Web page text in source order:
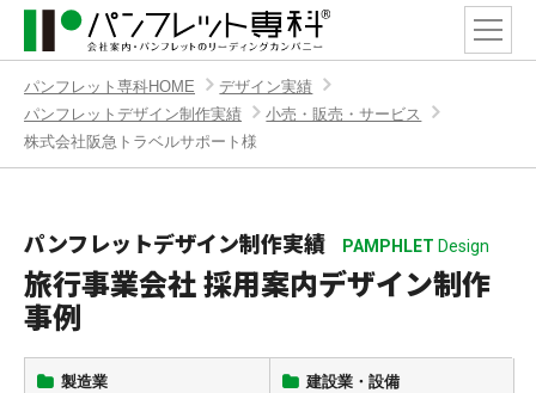
パンフレット専科HOME
デザイン実績
パンフレットデザイン制作実績
小売・販売・サービス
株式会社阪急トラベルサポート様
パンフレットデザイン制作実績 PAMPHLET Design
旅行事業会社 採用案内デザイン制作
事例
製造業 建設業・設備